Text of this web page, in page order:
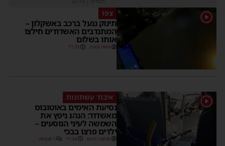
צפו
תינוק ננעל ברכב באשקלון –
המתנדבים האשדודים חילצו
אותו בשלום
משה קאהן 11:53
איבוד עשתונות
נסיעת האימים באוטובוס
מאשדוד: הנהג ניפץ את
השמשה לעיני הנוסעים –
ילדים פרצו בבכי
מנחם דויטש 11:34 1 תגובות